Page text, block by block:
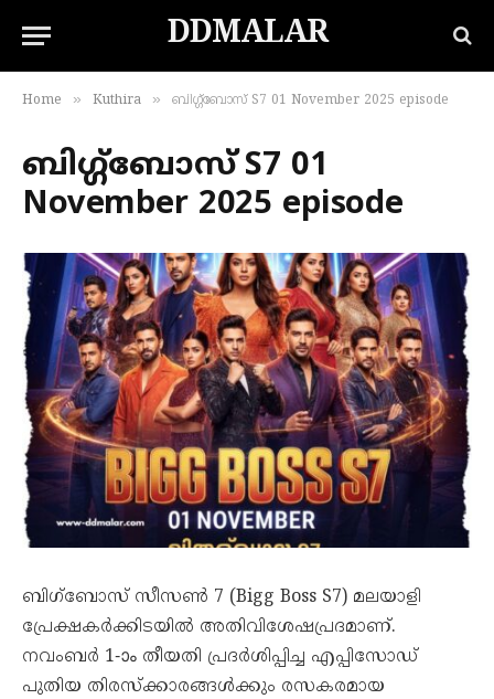
DDMALAR
Home » Kuthira » ബിഗ്ഗ്‌ബോസ് S7 01 November 2025 episode
ബിഗ്ഗ്‌ബോസ് S7 01
November 2025 episode
ബിഗ്‌ബോസ് സീസൺ 7 (Bigg Boss S7) മലയാളി
പ്രേക്ഷകർക്കിടയിൽ അതിവിശേഷപ്രദമാണ്.
നവംബർ 1-ാം തീയതി പ്രദർശിപ്പിച്ച എപ്പിസോഡ്
പുതിയ തിരസ്ക്കാരങ്ങൾക്കും രസകരമായ